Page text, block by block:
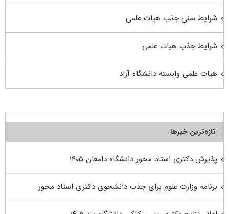
شرایط سنی جذب هیات علمی
شرایط جذب هیات علمی
هیات علمی وابسته دانشگاه آزاد
تازه‌ترین خبرها
پذیرش دکتری استاد محور دانشگاه دامغان ۱۴۰۵
برنامه وزارت علوم برای جذب دانشجوی دکتری استاد محور